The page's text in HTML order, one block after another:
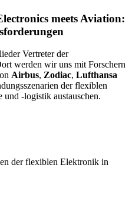
meets Aviation:
Vertreter der
werden wir uns mit Forschern
Airbus, Zodiac, Lufthansa
der flexiblen
-logistik austauschen.
der flexiblen Elektronik in